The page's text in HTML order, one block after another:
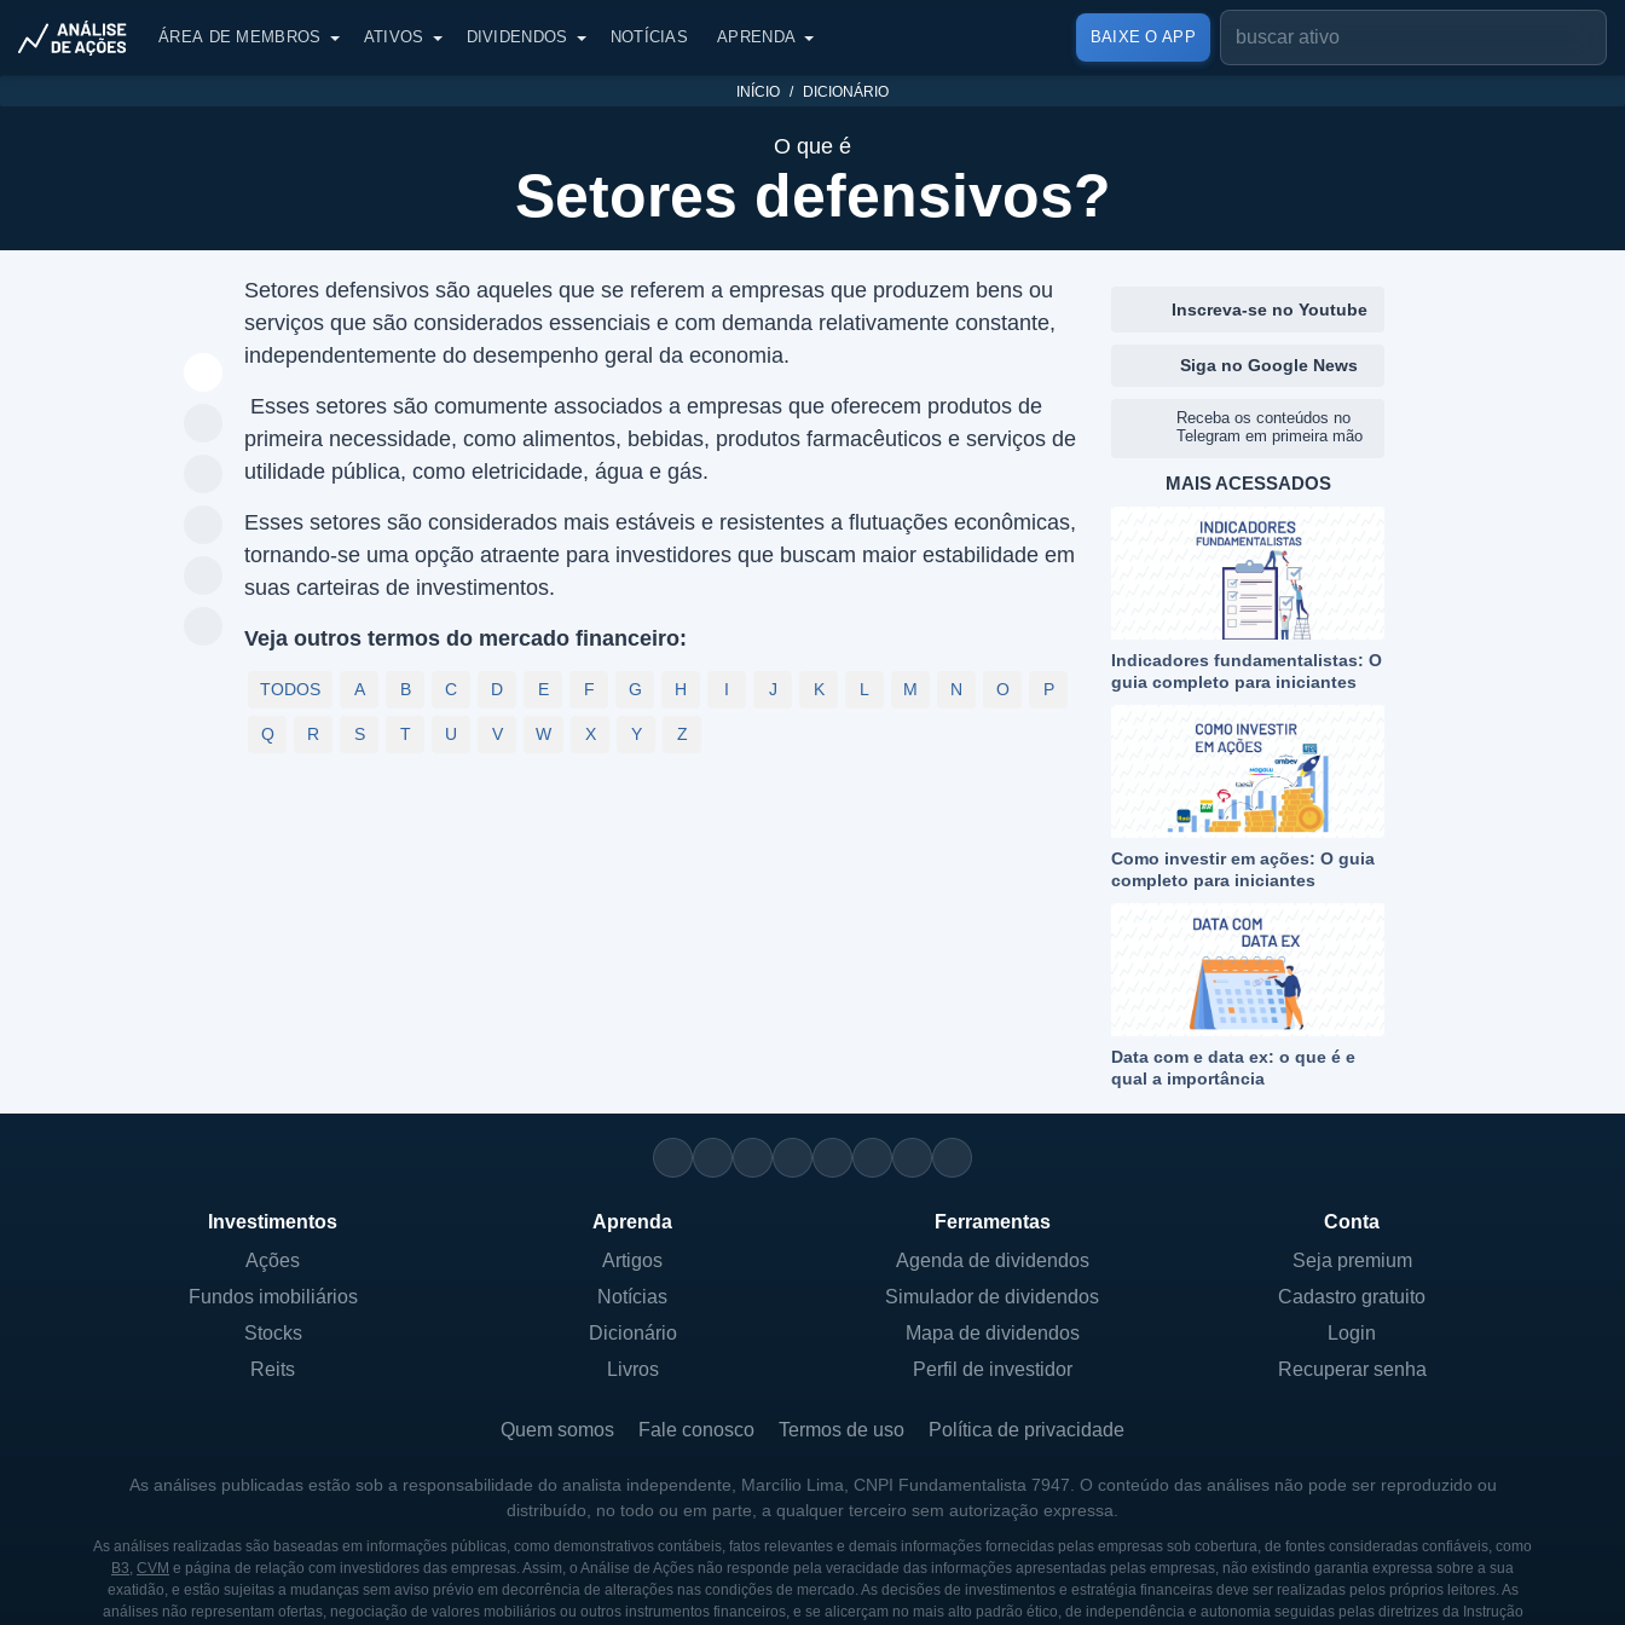
ÁREA DE MEMBROS ATIVOS DIVIDENDOS NOTÍCIAS APRENDA BAIXE O APP
INÍCIO DICIONÁRIO
O que é
Setores defensivos?
Setores defensivos são aqueles que se referem a empresas que produzem bens ou
serviços que são considerados essenciais e com demanda relativamente constante,
independentemente do desempenho geral da economia.
Esses setores são comumente associados a empresas que oferecem produtos de
primeira necessidade, como alimentos, bebidas, produtos farmacêuticos e serviços de
utilidade pública, como eletricidade, água e gás.
Esses setores são considerados mais estáveis e resistentes a flutuações econômicas,
tornando-se uma opção atraente para investidores que buscam maior estabilidade em
suas carteiras de investimentos.
Veja outros termos do mercado financeiro:
TODOS A B C D E F G H I J K L M N O P
Q R S T U V W X Y Z
Inscreva-se no Youtube
Siga no Google News
Receba os conteúdos no
Telegram em primeira mão
MAIS ACESSADOS
Indicadores fundamentalistas: O
guia completo para iniciantes
Como investir em ações: O guia
completo para iniciantes
Data com e data ex: o que é e
qual a importância
Investimentos
Ações
Fundos imobiliários
Stocks
Reits
Aprenda
Artigos
Notícias
Dicionário
Livros
Ferramentas
Agenda de dividendos
Simulador de dividendos
Mapa de dividendos
Perfil de investidor
Conta
Seja premium
Cadastro gratuito
Login
Recuperar senha
Quem somos Fale conosco Termos de uso Política de privacidade
As análises publicadas estão sob a responsabilidade do analista independente, Marcílio Lima, CNPI Fundamentalista 7947. O conteúdo das análises não pode ser reproduzido ou
distribuído, no todo ou em parte, a qualquer terceiro sem autorização expressa.
As análises realizadas são baseadas em informações públicas, como demonstrativos contábeis, fatos relevantes e demais informações fornecidas pelas empresas sob cobertura, de fontes consideradas confiáveis, como
B3, CVM e página de relação com investidores das empresas. Assim, o Análise de Ações não responde pela veracidade das informações apresentadas pelas empresas, não existindo garantia expressa sobre a sua
exatidão, e estão sujeitas a mudanças sem aviso prévio em decorrência de alterações nas condições de mercado. As decisões de investimentos e estratégia financeiras deve ser realizadas pelos próprios leitores. As
análises não representam ofertas, negociação de valores mobiliários ou outros instrumentos financeiros, e se alicerçam no mais alto padrão ético, de independência e autonomia seguidas pelas diretrizes da Instrução